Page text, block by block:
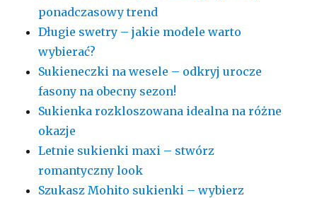
ponadczasowy trend
Długie swetry – jakie modele warto
wybierać?
Sukieneczki na wesele – odkryj urocze
fasony na obecny sezon!
Sukienka rozkloszowana idealna na różne
okazje
Letnie sukienki maxi – stwórz
romantyczny look
Szukasz Mohito sukienki – wybierz